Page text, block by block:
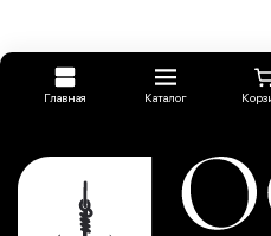
Главная Каталог